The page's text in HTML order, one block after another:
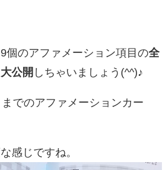
個のアファメーション項目の全
公開 しちゃいましょう(^^)♪
でのアファメーションカー
感じですね。